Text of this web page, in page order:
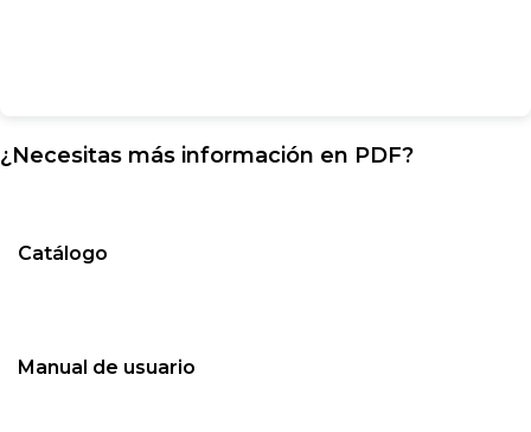
¿Necesitas más información en PDF?
Catálogo
Manual de usuario